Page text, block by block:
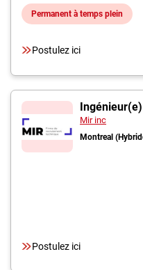
Permanent à temps plein
Postulez ici
Mir inc
Montreal
Postulez ici